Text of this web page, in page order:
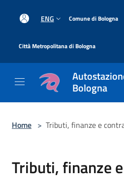
ENG Comune di Bologna
Città Metropolitana di Bologna
Bologna
Home > Tributi, finanze e
Tributi, finanze e